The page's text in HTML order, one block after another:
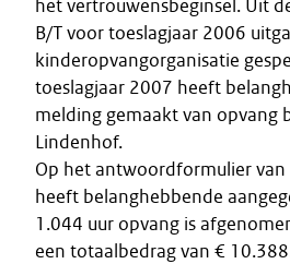
het vertrouwensbeginsel. Uit
B/T voor toeslagjaar 2006
kinderopvangorganisatie
toeslagjaar 2007 heeft
melding gemaakt van opvang
Lindenhof.
Op het antwoordformulier van
heeft belanghebbende
1.044 uur opvang is
een totaalbedrag van €